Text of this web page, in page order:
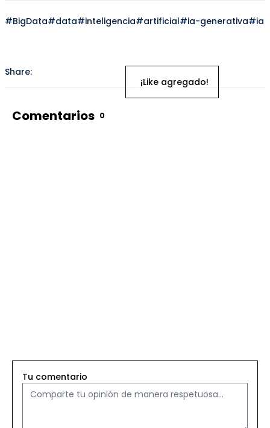
#BigData#data#inteligencia#artificial#ia-generativa#ia
sesión
para
¡Like agregado!
Share:
Comentarios 0
Tu comentario